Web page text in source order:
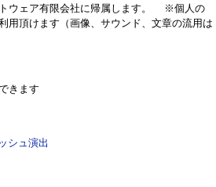
ウェア有限会社に帰属します。 ※個人の
用頂けます（画像、サウンド、文章の流用は
きます
シュ演出